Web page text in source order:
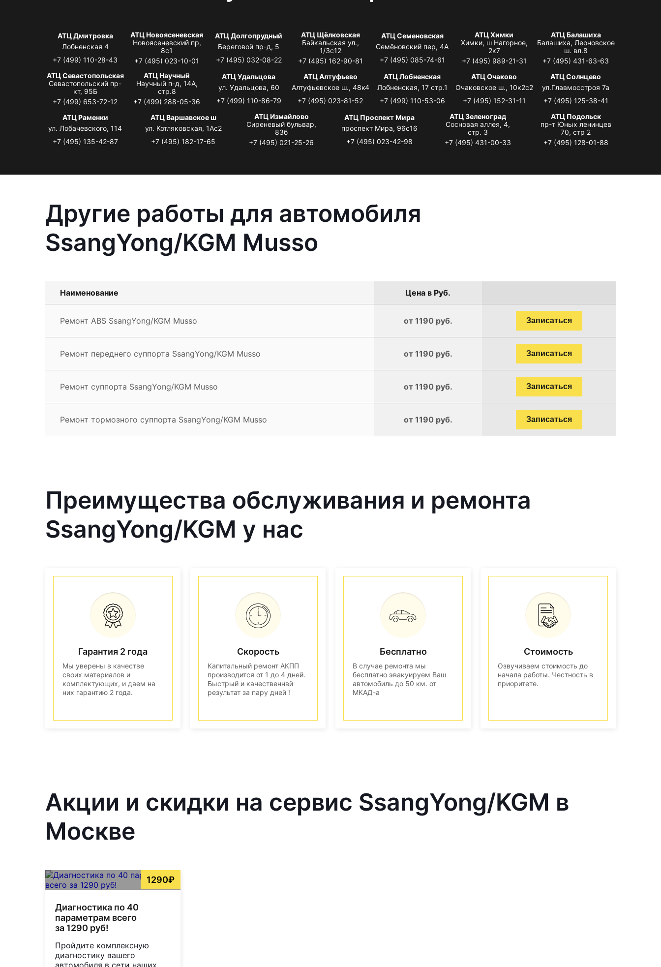
АТЦ Дмитровка
Лобненская 4
+7 (499) 110-28-43
АТЦ Новоясеневская
Новоясеневский пр,
8с1
+7 (495) 023-10-01
АТЦ Долгопрудный
Береговой пр-д, 5
+7 (495) 032-08-22
АТЦ Щёлковская
Байкальская ул.,
1/3с12
+7 (495) 162-90-81
АТЦ Семеновская
Семёновский пер, 4А
+7 (495) 085-74-61
АТЦ Химки
Химки, ш Нагорное,
2к7
+7 (495) 989-21-31
АТЦ Балашиха
Балашиха, Леоновское
ш. вл.8
+7 (495) 431-63-63
АТЦ Севастопольская
Севастопольский пр-
кт, 95Б
+7 (499) 653-72-12
АТЦ Научный
Научный п-д, 14А,
стр.8
+7 (499) 288-05-36
АТЦ Удальцова
ул. Удальцова, 60
+7 (499) 110-86-79
АТЦ Алтуфьево
Алтуфьевское ш., 48к4
+7 (495) 023-81-52
АТЦ Лобненская
Лобненская, 17 стр.1
+7 (499) 110-53-06
АТЦ Очаково
Очаковское ш., 10к2с2
+7 (495) 152-31-11
АТЦ Солнцево
ул.Главмосстроя 7а
+7 (495) 125-38-41
АТЦ Раменки
ул. Лобачевского, 114
+7 (495) 135-42-87
АТЦ Варшавское ш
ул. Котляковская, 1Ас2
+7 (495) 182-17-65
АТЦ Измайлово
Сиреневый бульвар,
83б
+7 (495) 021-25-26
АТЦ Проспект Мира
проспект Мира, 96с16
+7 (495) 023-42-98
АТЦ Зеленоград
Сосновая аллея, 4,
стр. 3
+7 (495) 431-00-33
АТЦ Подольск
пр-т Юных ленинцев
70, стр 2
+7 (495) 128-01-88
Другие работы для автомобиля
SsangYong/KGM Musso
Наименование Цена в Руб.
Ремонт ABS SsangYong/KGM Musso от 1190 руб. Записаться
Ремонт переднего суппорта SsangYong/KGM Musso от 1190 руб. Записаться
Ремонт суппорта SsangYong/KGM Musso от 1190 руб. Записаться
Ремонт тормозного суппорта SsangYong/KGM Musso от 1190 руб. Записаться
Преимущества обслуживания и ремонта
SsangYong/KGM у нас
Гарантия 2 года
Мы уверены в качестве
своих материалов и
комплектующих, и даем на
них гарантию 2 года.
Скорость
Капитальный ремонт АКПП
производится от 1 до 4 дней.
Быстрый и качественнвй
результат за пару дней !
Бесплатно
В случае ремонта мы
бесплатно эвакуируем Ваш
автомобиль до 50 км. от
МКАД-а
Стоимость
Озвучиваем стоимость до
начала работы. Честность в
приоритете.
Акции и скидки на сервис SsangYong/KGM в
Москве
1290₽
Диагностика по 40
параметрам всего
за 1290 руб!
Пройдите комплексную
диагностику вашего
автомобиля в сети наших